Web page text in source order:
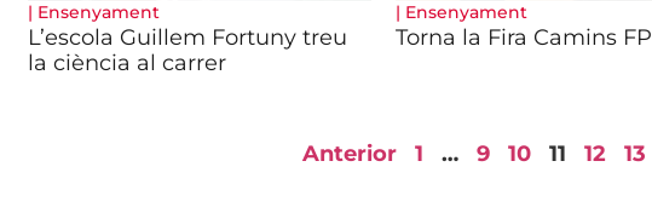
| Ensenyament
L’escola Guillem Fortuny treu
la ciència al carrer
| Ensenyament
Torna la Fira Camins FP
Anterior 1 … 9 10 11 12 13